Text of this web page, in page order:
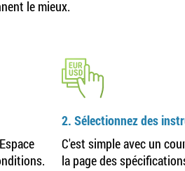
le mieux.
2. Sélectionnez des
C'est simple avec un
la page des